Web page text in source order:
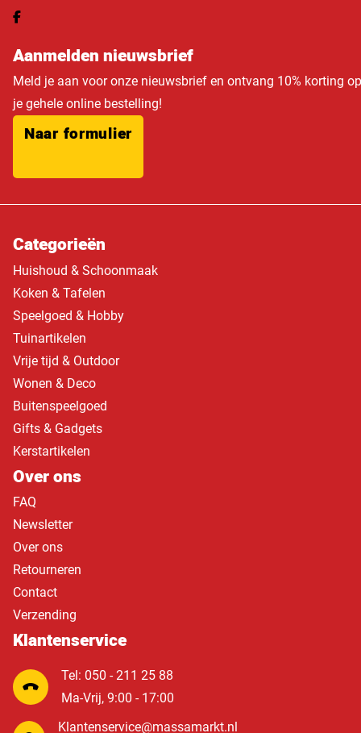
Aanmelden nieuwsbrief
Meld je aan voor onze nieuwsbrief en ontvang 10% korting op
je gehele online bestelling!
Naar formulier
Categorieën
Huishoud & Schoonmaak
Koken & Tafelen
Speelgoed & Hobby
Tuinartikelen
Vrije tijd & Outdoor
Wonen & Deco
Buitenspeelgoed
Gifts & Gadgets
Kerstartikelen
Over ons
FAQ
Newsletter
Over ons
Retourneren
Contact
Verzending
Klantenservice
Tel: 050 - 211 25 88
Ma-Vrij, 9:00 - 17:00
Klantenservice@massamarkt.nl